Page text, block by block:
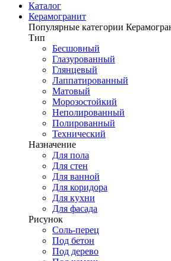
Каталог
Керамогранит
Популярные категории
Тип
Бесшовный
Глазурованный
Глянцевый
Лаппатированный
Матовый
Морозостойкий
Неполированный
Полированный
Технический
Назначение
Для пола
Для стен
Для ванной
Для коридора
Для кухни
Для фасада
Рисунок
Соль-перец
Под бетон
Под дерево